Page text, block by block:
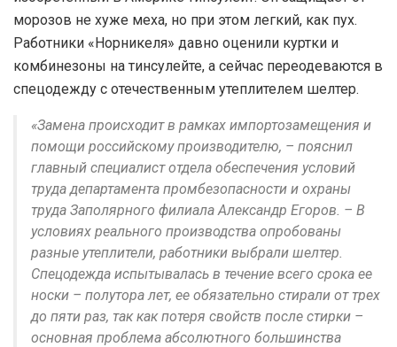
морозов не хуже меха, но при этом легкий, как пух.
Работники «Норникеля» давно оценили куртки и
комбинезоны на тинсулейте, а сейчас переодеваются в
спецодежду с отечественным утеплителем шелтер.
«Замена происходит в рамках импортозамещения и
помощи российскому производителю, – пояснил
главный специалист отдела обеспечения условий
труда департамента промбезопасности и охраны
труда Заполярного филиала Александр Егоров. – В
условиях реального производства опробованы
разные утеплители, работники выбрали шелтер.
Спецодежда испытывалась в течение всего срока ее
носки – полутора лет, ее обязательно стирали от трех
до пяти раз, так как потеря свойств после стирки –
основная проблема абсолютного большинства